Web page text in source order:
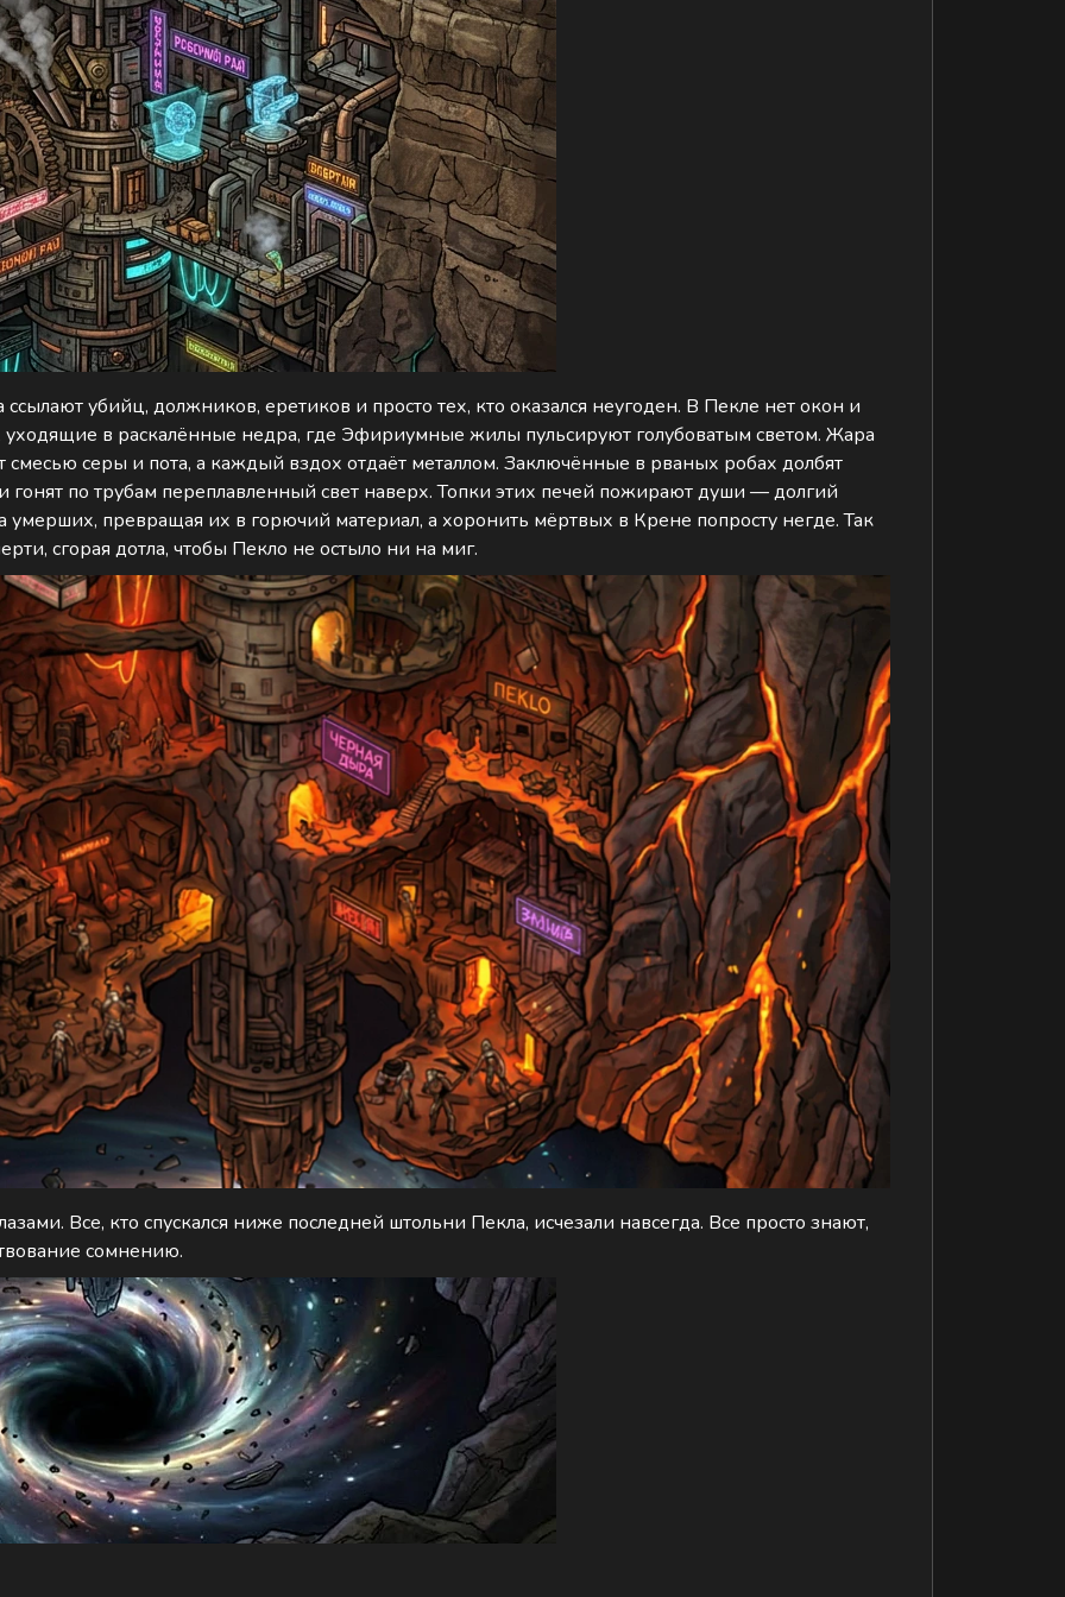
убийц, должников, еретиков и просто тех, кто оказался неугоден. В Пекле нет окон и
уходящие в раскалённые недра, где Эфириумные жилы пульсируют голубоватым светом. Жара
смесью серы и пота, а каждый вздох отдаёт металлом. Заключённые в рваных робах долбят
гонят по трубам переплавленный свет наверх. Топки этих печей пожирают души — долгий
умерших, превращая их в горючий материал, а хоронить мёртвых в Крене попросту негде. Так
сгорая дотла, чтобы Пекло не остыло ни на миг.
Все, кто спускался ниже последней штольни Пекла, исчезали навсегда. Все просто знают,
сомнению.